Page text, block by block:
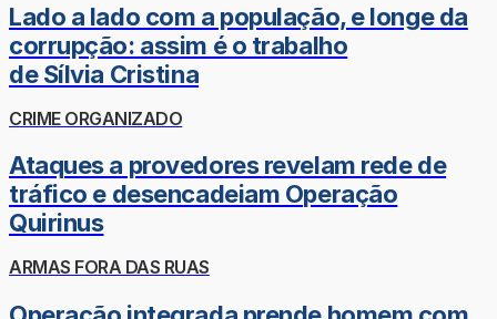
Lado a lado com a população, e longe da
corrupção: assim é o trabalho
de Sílvia Cristina
CRIME ORGANIZADO
Ataques a provedores revelam rede de
tráfico e desencadeiam Operação
Quirinus
ARMAS FORA DAS RUAS